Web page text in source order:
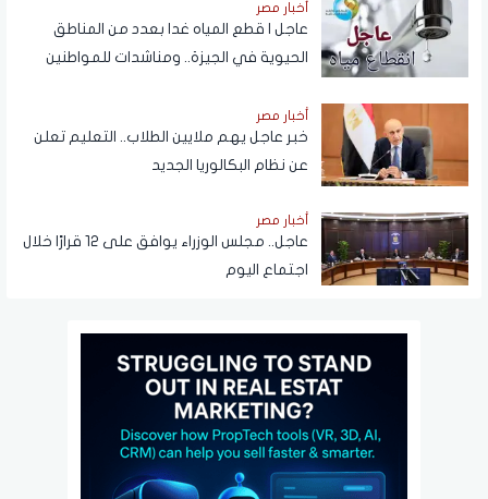
NTRA
أخبار مصر
عاجل | قطع المياه غدا بعدد من المناطق
الحيوية في الجيزة.. ومناشدات للمواطنين
أخبار مصر
خبر عاجل يهم ملايين الطلاب.. التعليم تعلن
عن نظام البكالوريا الجديد
أخبار مصر
عاجل.. مجلس الوزراء يوافق على 12 قرارًا خلال
اجتماع اليوم